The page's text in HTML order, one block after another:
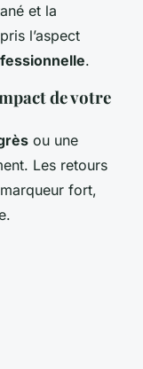
et la
l’aspect
.
de votre
ou une
Les retours
fort,